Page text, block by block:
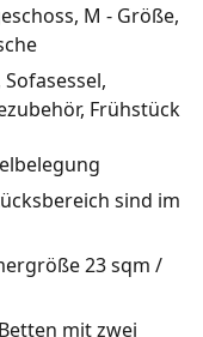
M - Größe,
Frühstück
sind im
23 sqm /
mit zwei